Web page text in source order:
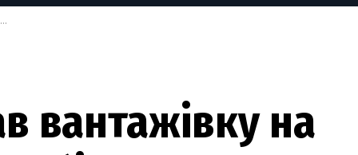
вантажівку на